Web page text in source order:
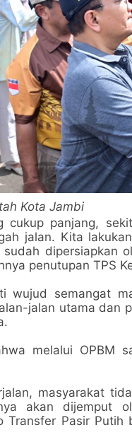
Kota Jambi
cukup panjang,
jalan. Kita
dipersiapkan
penutupan TPS
wujud semangat
jalan utama dan
melalui OPBM
masyarakat
akan dijemput
Transfer Pasir